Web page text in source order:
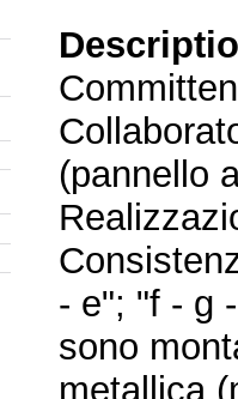
(pannello
- e"; "f - g
sono
metallica